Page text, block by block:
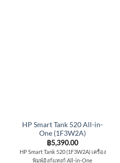
HP Smart Tank 520 All-in-
One (1F3W2A)
฿5,390.00
HP Smart Tank 520 (1F3W2A) เครื่อง
พิมพ์อิงก์แทงก์ All-in-One